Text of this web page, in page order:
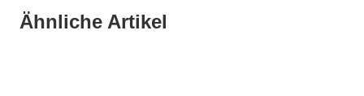
Ähnliche Artikel
20. Juli 2026